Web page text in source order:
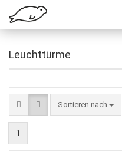
Leuchttürme
Sortieren nach
1